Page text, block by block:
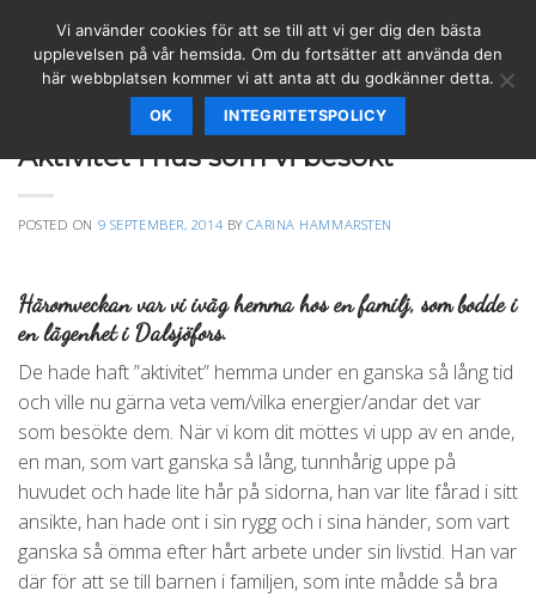
content
ÄNGLAR & BUDSKAP, SPIRITUELLT,VÄGLEDNING
Aktivitet i hus som vi besökt
POSTED ON 9 SEPTEMBER, 2014 BYCARINA HAMMARSTEN
Häromveckan var vi iväg hemma hos en familj, som bodde i
en lägenhet i Dalsjöfors.
De hade haft ”aktivitet” hemma under en ganska så lång tid
och ville nu gärna veta vem/vilka energier/andar det var
som besökte dem. När vi kom dit möttes vi upp av en ande,
en man, som vart ganska så lång, tunnhårig uppe på
huvudet och hade lite hår på sidorna, han var lite fårad i sitt
ansikte, han hade ont i sin rygg och i sina händer, som vart
ganska så ömma efter hårt arbete under sin livstid. Han var
där för att se till barnen i familjen, som inte mådde så bra
Vi använder cookies för att se till att vi ger dig den bästa
upplevelsen på vår hemsida. Om du fortsätter att använda den
här webbplatsen kommer vi att anta att du godkänner detta.
OK INTEGRITETSPOLICY